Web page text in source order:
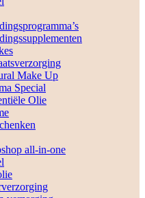
Make Up
Special
Olie
all-in-one